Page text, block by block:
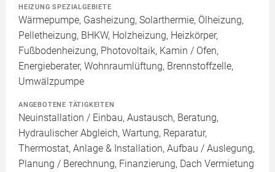
HEIZUNG SPEZIALGEBIETE
Wärmepumpe, Gasheizung, Solarthermie, Ölheizung,
Pelletheizung, BHKW, Holzheizung, Heizkörper,
Fußbodenheizung, Photovoltaik, Kamin / Ofen,
Energieberater, Wohnraumlüftung, Brennstoffzelle,
Umwälzpumpe
ANGEBOTENE TÄTIGKEITEN
Neuinstallation / Einbau, Austausch, Beratung,
Hydraulischer Abgleich, Wartung, Reparatur,
Thermostat, Anlage & Installation, Aufbau / Auslegung,
Planung / Berechnung, Finanzierung, Dach Vermietung